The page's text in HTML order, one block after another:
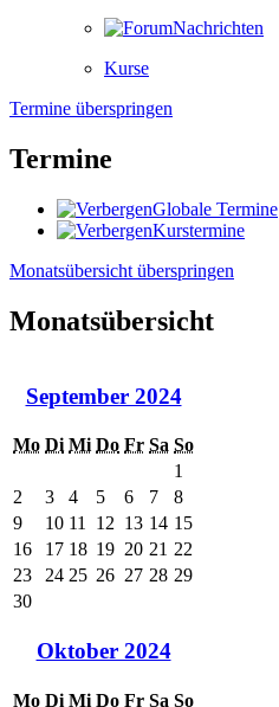
Nachrichten
Kurse
Termine überspringen
Termine
Globale Termine
Kurstermine
Monatsübersicht überspringen
Monatsübersicht
September 2024
Mo Di Mi Do Fr Sa So
1
2
3 4 5 6 7
8
9
10 11 12 13 14 15
16
17 18 19 20 21 22
23
24 25 26 27 28 29
30
Oktober 2024
Mo Di Mi Do Fr Sa So